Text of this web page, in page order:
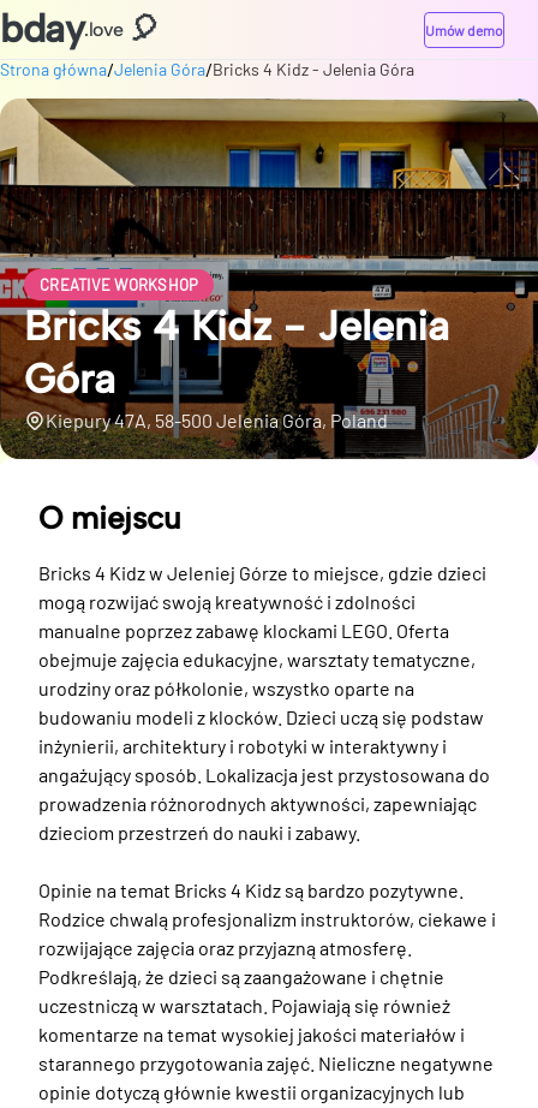
bday.love 🎈 Umów demo
Strona główna/Jelenia Góra/Bricks 4 Kidz - Jelenia Góra
CREATIVE WORKSHOP
Bricks 4 Kidz - Jelenia
Góra
Kiepury 47A, 58-500 Jelenia Góra, Poland
O miejscu
Bricks 4 Kidz w Jeleniej Górze to miejsce, gdzie dzieci
mogą rozwijać swoją kreatywność i zdolności
manualne poprzez zabawę klockami LEGO. Oferta
obejmuje zajęcia edukacyjne, warsztaty tematyczne,
urodziny oraz półkolonie, wszystko oparte na
budowaniu modeli z klocków. Dzieci uczą się podstaw
inżynierii, architektury i robotyki w interaktywny i
angażujący sposób. Lokalizacja jest przystosowana do
prowadzenia różnorodnych aktywności, zapewniając
dzieciom przestrzeń do nauki i zabawy.
Opinie na temat Bricks 4 Kidz są bardzo pozytywne.
Rodzice chwalą profesjonalizm instruktorów, ciekawe i
rozwijające zajęcia oraz przyjazną atmosferę.
Podkreślają, że dzieci są zaangażowane i chętnie
uczestniczą w warsztatach. Pojawiają się również
komentarze na temat wysokiej jakości materiałów i
starannego przygotowania zajęć. Nieliczne negatywne
opinie dotyczą głównie kwestii organizacyjnych lub